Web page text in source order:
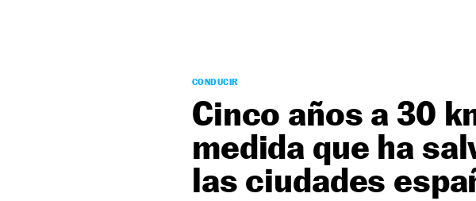
CONDUCIR
Cinco años a 30
medida que ha
las ciudades